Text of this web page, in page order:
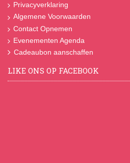
Privacyverklaring
Algemene Voorwaarden
Contact Opnemen
Evenementen Agenda
Cadeaubon aanschaffen
LIKE ONS OP FACEBOOK